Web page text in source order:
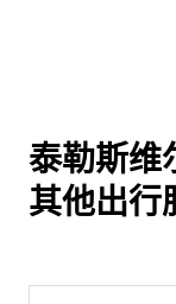
泰勒斯维
其他出行